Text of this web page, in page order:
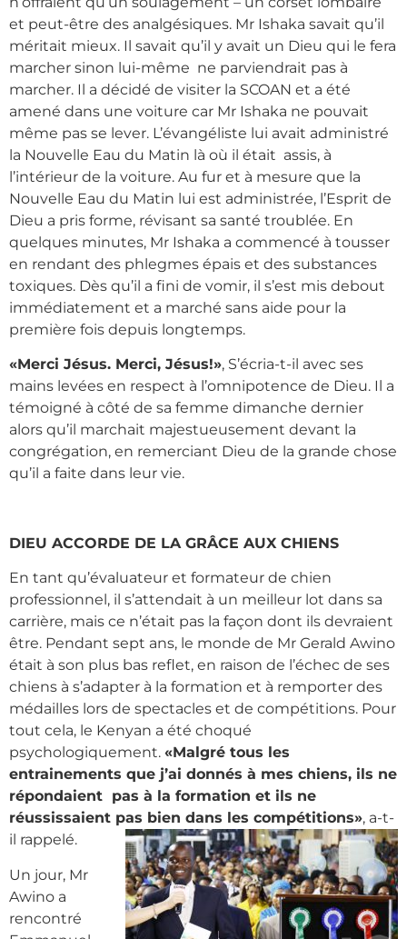
et peut-être des analgésiques. Mr Ishaka savait qu’il
méritait mieux. Il savait qu’il y avait un Dieu qui le fera
marcher sinon lui-même ne parviendrait pas à
marcher. Il a décidé de visiter la SCOAN et a été
amené dans une voiture car Mr Ishaka ne pouvait
même pas se lever. L’évangéliste lui avait administré
la Nouvelle Eau du Matin là où il était assis, à
l’intérieur de la voiture. Au fur et à mesure que la
Nouvelle Eau du Matin lui est administrée, l’Esprit de
Dieu a pris forme, révisant sa santé troublée. En
quelques minutes, Mr Ishaka a commencé à tousser
en rendant des phlegmes épais et des substances
toxiques. Dès qu’il a fini de vomir, il s’est mis debout
immédiatement et a marché sans aide pour la
première fois depuis longtemps.
«Merci Jésus. Merci, Jésus!», S’écria-t-il avec ses
mains levées en respect à l’omnipotence de Dieu. Il a
témoigné à côté de sa femme dimanche dernier
alors qu’il marchait majestueusement devant la
congrégation, en remerciant Dieu de la grande chose
qu’il a faite dans leur vie.
DIEU ACCORDE DE LA GRÂCE AUX CHIENS
En tant qu’évaluateur et formateur de chien
professionnel, il s’attendait à un meilleur lot dans sa
carrière, mais ce n’était pas la façon dont ils devraient
être. Pendant sept ans, le monde de Mr Gerald Awino
était à son plus bas reflet, en raison de l’échec de ses
chiens à s’adapter à la formation et à remporter des
médailles lors de spectacles et de compétitions. Pour
tout cela, le Kenyan a été choqué
psychologiquement. «Malgré tous les
entrainements que j’ai donnés à mes chiens, ils ne
répondaient pas à la formation et ils ne
réussissaient pas bien dans les compétitions», a-t-
il rappelé.
Un jour, Mr
Awino a
rencontré